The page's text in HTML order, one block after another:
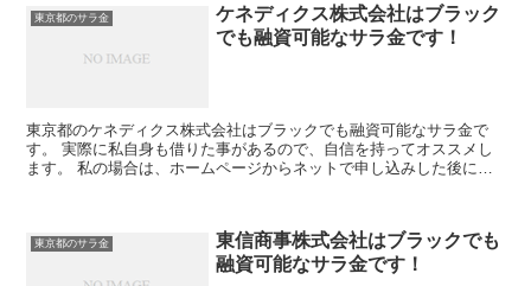
東京都のサラ金
ケネディクス株式会社はブラック
でも融資可能なサラ金です！
東京都のケネディクス株式会社はブラックでも融資可能なサラ金で
す。 実際に私自身も借りた事があるので、自信を持ってオススメし
ます。 私の場合は、ホームページからネットで申し込みした後に電
東京都のサラ金
東信商事株式会社はブラックでも
融資可能なサラ金です！